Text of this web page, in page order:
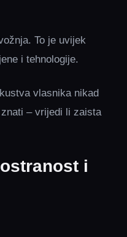
To je uvijek
i tehnologije.
vlasnika nikad
– vrijedi li zaista
i